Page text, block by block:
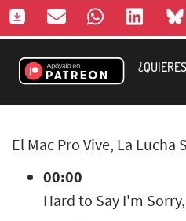
El Mac Pro Vive, La Lucha
00:00
Hard to Say I'm